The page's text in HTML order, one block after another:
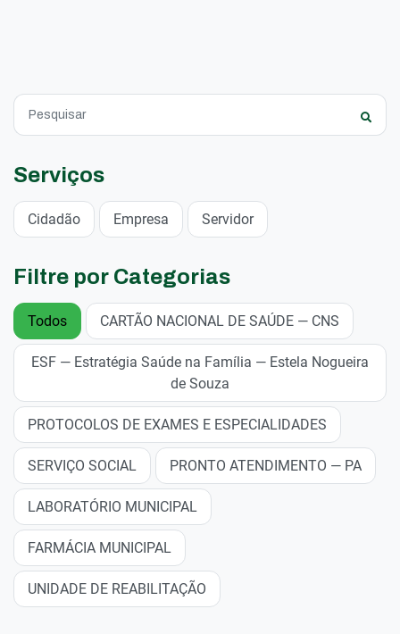
Serviços
Cidadão Empresa Servidor
Filtre por Categorias
Todos CARTÃO NACIONAL DE SAÚDE — CNS
ESF — Estratégia Saúde na Família — Estela Nogueira
de Souza
PROTOCOLOS DE EXAMES E ESPECIALIDADES
SERVIÇO SOCIAL PRONTO ATENDIMENTO — PA
LABORATÓRIO MUNICIPAL
FARMÁCIA MUNICIPAL
UNIDADE DE REABILITAÇÃO